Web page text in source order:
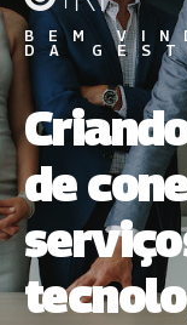
BEM
DA
de